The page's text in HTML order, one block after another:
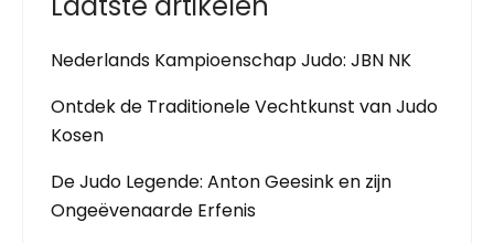
Nederlands Kampioenschap Judo: JBN NK
Ontdek de Traditionele Vechtkunst van Judo
Kosen
De Judo Legende: Anton Geesink en zijn
Ongeëvenaarde Erfenis